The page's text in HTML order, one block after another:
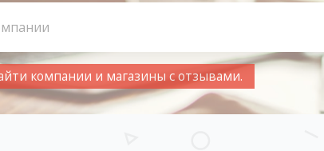
компании и магазины с отзывами.